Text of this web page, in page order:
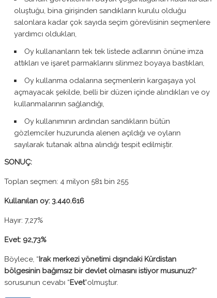
oluştuğu, bina girişinden sandıkların kurulu olduğu
salonlara kadar çok sayıda seçim görevlisinin seçmenlere
yardımcı oldukları,
Oy kullananların tek tek listede adlarının önüne imza
attıkları ve işaret parmaklarını silinmez boyaya bastıkları,
Oy kullanma odalarına seçmenlerin kargaşaya yol
açmayacak şekilde, belli bir düzen içinde alındıkları ve oy
kullanmalarının sağlandığı,
Oy kullanımının ardından sandıkların bütün
gözlemciler huzurunda alenen açıldığı ve oyların
sayılarak tutanak altına alındığı tespit edilmiştir.
SONUÇ:
Toplan seçmen: 4 milyon 581 bin 255
Kullanılan oy: 3.440.616
Hayır: 7,27%
Evet: 92,73%
Böylece, “Irak merkezi yönetimi dışındaki Kürdistan
bölgesinin bağımsız bir devlet olmasını istiyor musunuz?”
sorusunun cevabı “Evet”olmuştur.